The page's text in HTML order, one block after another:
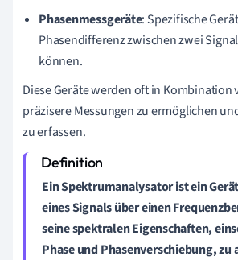
Phasenmessgeräte: Spezifische
Phasendifferenz zwischen zwei
können.
Diese Geräte werden oft in Kombination
präzisere Messungen zu ermöglichen
zu erfassen.
EinSpektrumanalysatorist ein
eines Signals über einen
seine spektralen Eigenschaften,
Phase und Phasenverschiebung, zu